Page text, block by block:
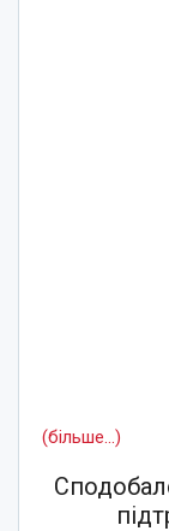
(більше…)